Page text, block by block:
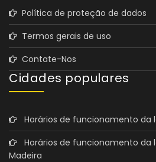
Política de proteção de dados
Termos gerais de uso
Contate-Nos
Cidades populares
Horários de funcionamento da
Horários de funcionamento da
Madeira